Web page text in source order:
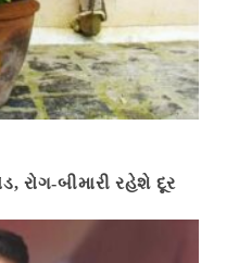
રોગ-બીમારી રહેશે દૂર